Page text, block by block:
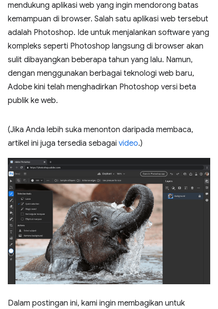
mendukung aplikasi web yang ingin mendorong batas
kemampuan di browser. Salah satu aplikasi web tersebut
adalah Photoshop. Ide untuk menjalankan software yang
kompleks seperti Photoshop langsung di browser akan
sulit dibayangkan beberapa tahun yang lalu. Namun,
dengan menggunakan berbagai teknologi web baru,
Adobe kini telah menghadirkan Photoshop versi beta
publik ke web.
(Jika Anda lebih suka menonton daripada membaca,
artikel ini juga tersedia sebagai video.)
Dalam postingan ini, kami ingin membagikan untuk